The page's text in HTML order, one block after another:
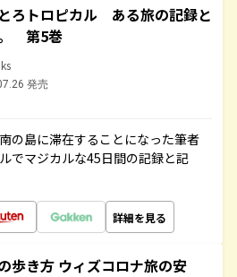
ろトロピカル ある旅の記録と
第5巻
発売
の島に滞在することになった筆者
でマジカルな45日間の記録と記
詳細を見る
歩き方 ウィズコロナ旅の安